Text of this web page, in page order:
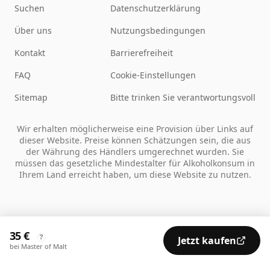
35 € ?
bei Master of Malt Jetzt kaufen
Suchen
Über uns
Kontakt
FAQ
Sitemap
Datenschutzerklärung
Nutzungsbedingungen
Barrierefreiheit
Cookie-Einstellungen
Bitte trinken Sie verantwortungsvoll
Wir erhalten möglicherweise eine Provision über Links auf
dieser Website. Preise können Schätzungen sein, die aus
der Währung des Händlers umgerechnet wurden. Sie
müssen das gesetzliche Mindestalter für Alkoholkonsum in
Ihrem Land erreicht haben, um diese Website zu nutzen.